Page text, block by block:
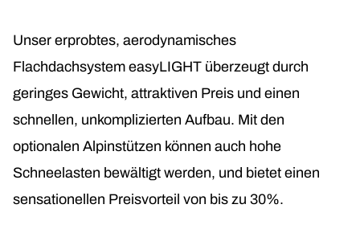
Unser erprobtes, aerodynamisches
Flachdachsystem easyLIGHT überzeugt durch
geringes Gewicht, attraktiven Preis und einen
schnellen, unkomplizierten Aufbau. Mit den
optionalen Alpinstützen können auch hohe
Schneelasten bewältigt werden, und bietet einen
sensationellen Preisvorteil von bis zu 30%.